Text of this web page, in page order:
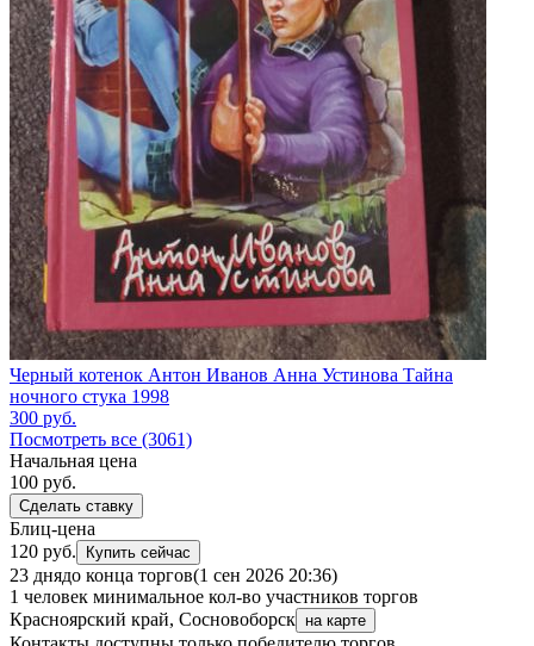
Черный котенок Антон Иванов Анна Устинова Тайна
ночного стука 1998
300 руб.
Посмотреть все (3061)
Начальная цена
100 руб.
Сделать ставку
Блиц-цена
120 руб.
Купить сейчас
23 днядо конца торгов(1 сен 2026 20:36)
1 человек минимальное кол-во участников торгов
Красноярский край, Сосновоборск на карте